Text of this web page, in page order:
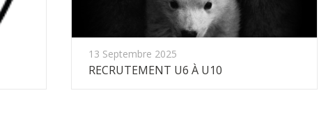
13 Septembre 2025
RECRUTEMENT U6 À U10